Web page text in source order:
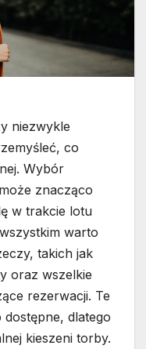
niezwykle
co
Wybór
znacząco
w trakcie lotu
warto
takich jak
oraz wszelkie
rezerwacji. Te
dlatego
kieszeni torby.